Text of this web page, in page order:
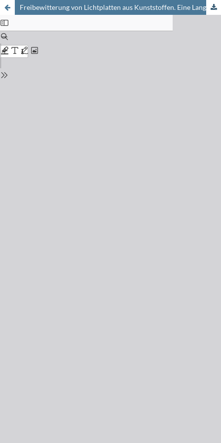
Freibewitterung von Lichtplatten aus Kunststoffen. Eine Langzeitstudie während elf Jahren